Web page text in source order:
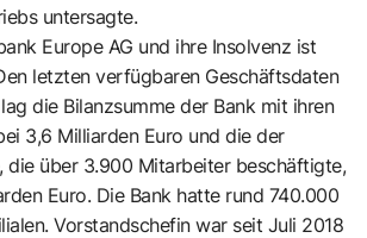
untersagte.
Europe AG und ihre Insolvenz ist
letzten verfügbaren Geschäftsdaten
die Bilanzsumme der Bank mit ihren
3,6 Milliarden Euro und die der
die über 3.900 Mitarbeiter beschäftigte,
Euro. Die Bank hatte rund 740.000
Vorstandschefin war seit Juli 2018